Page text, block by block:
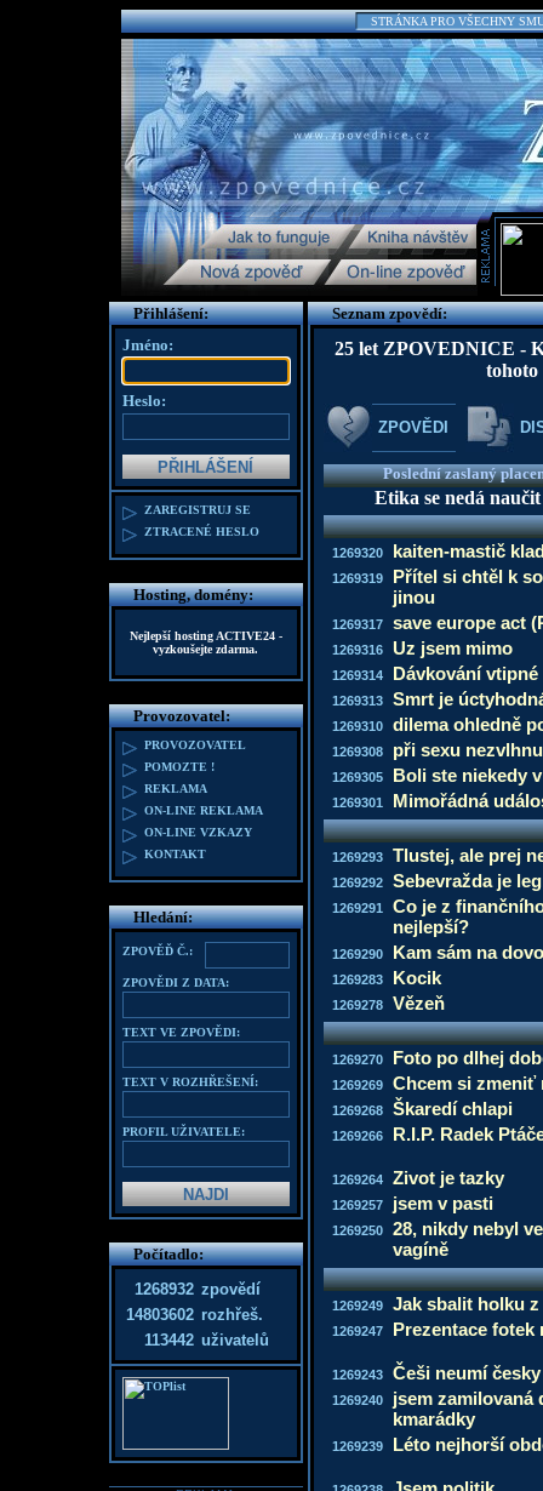
STRÁNKA PRO VŠECHNY
Seznam zpovědí:
25 let ZPOVEDNICE -
tohoto
ZPOVĚDI
Poslední zaslaný
Etika se nedá
1269320 kaiten-mastič
1269319
Přítel si chtěl k
jinou
1269317 save europe act
1269316 Uz jsem mimo
1269314 Dávkování vtipné
1269313 Smrt je
1269310 dilema ohledně
1269308 při sexu nezvlhnu
1269305 Boli ste niekedy
1269301 Mimořádná
1269293 Tlustej, ale prej
1269292 Sebevražda je
1269291
Co je z
nejlepší?
1269290 Kam sám na
1269283 Kocik
1269278 Vězeň
1269270 Foto po dlhej
1269269 Chcem si zmeniť
1269268 Škaredí chlapi
1269266 R.I.P. Radek
1269264 Zivot je tazky
1269257 jsem v pasti
1269250
28, nikdy nebyl
vagíně
1269249 Jak sbalit holku z
1269247 Prezentace fotek
1269243 Češi neumí česky
1269240
jsem zamilovaná
kmarádky
1269239 Léto nejhorší
Přihlášení:
Jméno:
Heslo:
ZAREGISTRUJ SE
ZTRACENÉ HESLO
Hosting, domény:
Nejlepší hosting ACTIVE24-
vyzkoušejte zdarma.
Provozovatel:
PROVOZOVATEL
POMOZTE !
REKLAMA
ON-LINE REKLAMA
ON-LINE VZKAZY
KONTAKT
Hledání:
ZPOVĚĎ Č.:
ZPOVĚDI Z DATA:
TEXT VE ZPOVĚDI:
TEXT V ROZHŘEŠENÍ:
PROFIL UŽIVATELE:
Počítadlo:
1268932 zpovědí
14803602 rozhřeš.
113442 uživatelů